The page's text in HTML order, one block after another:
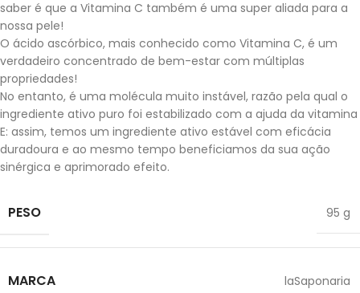
saber é que a Vitamina C também é uma super aliada para a
nossa pele!
O ácido ascórbico, mais conhecido como Vitamina C, é um
verdadeiro concentrado de bem-estar com múltiplas
propriedades!
No entanto, é uma molécula muito instável, razão pela qual o
ingrediente ativo puro foi estabilizado com a ajuda da vitamina
E: assim, temos um ingrediente ativo estável com eficácia
duradoura e ao mesmo tempo beneficiamos da sua ação
sinérgica e aprimorado efeito.
PESO 95 g
MARCA laSaponaria